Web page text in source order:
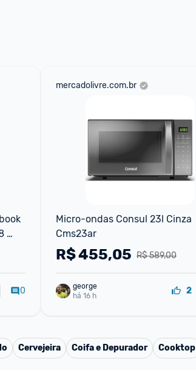
0
mercadolivre.com.br
Micro-ondas Consul 23l Cinza
Cms23ar
R$ 589,00
R$455,05
george
há 16 h
2
Cervejeira Coifa e Depurador Cooktop